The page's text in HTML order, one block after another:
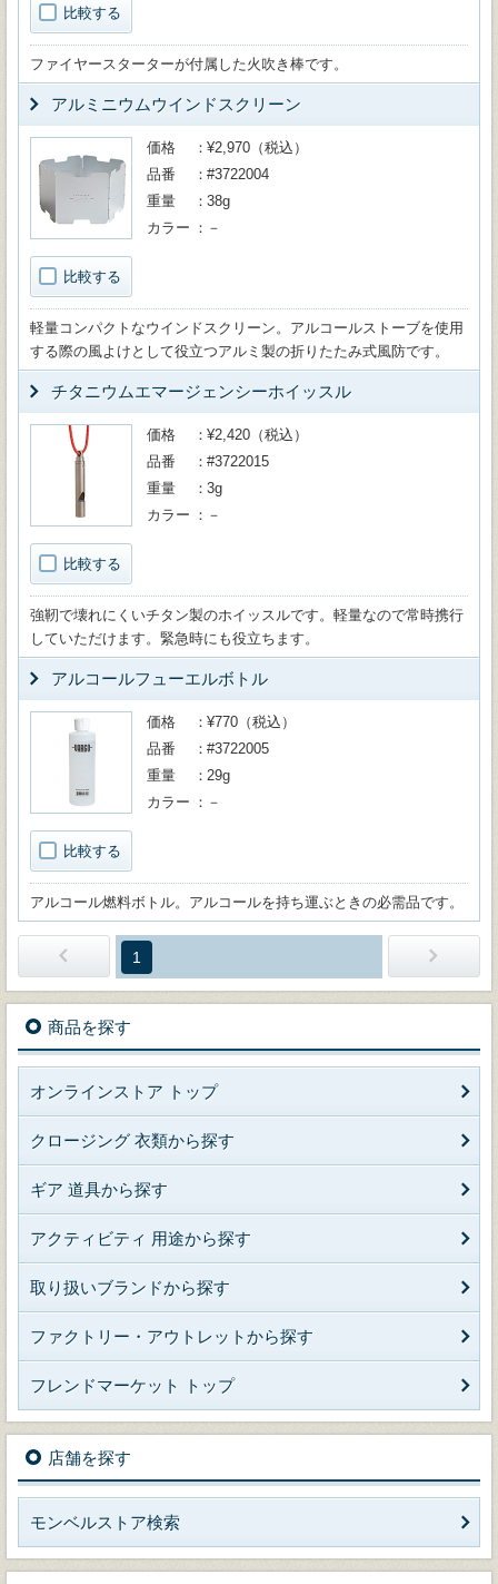
比較する
ファイヤースターターが付属した火吹き棒です。
アルミニウムウインドスクリーン
比較する
価格
¥2,970（税込）
品番
#3722004
重量
38g
カラー
－
軽量コンパクトなウインドスクリーン。アルコールストーブを使用
する際の風よけとして役立つアルミ製の折りたたみ式風防です。
チタニウムエマージェンシーホイッスル
比較する
価格
¥2,420（税込）
品番
#3722015
重量
3g
カラー
－
強靭で壊れにくいチタン製のホイッスルです。軽量なので常時携行
していただけます。緊急時にも役立ちます。
アルコールフューエルボトル
比較する
価格
¥770（税込）
品番
#3722005
重量
29g
カラー
－
アルコール燃料ボトル。アルコールを持ち運ぶときの必需品です。
1
商品を探す
オンラインストア トップ
クロージング 衣類から探す
ギア 道具から探す
アクティビティ 用途から探す
取り扱いブランドから探す
ファクトリー・アウトレットから探す
フレンドマーケット トップ
店舗を探す
モンベルストア検索